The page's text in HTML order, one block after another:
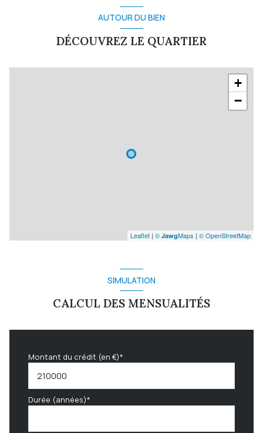
AUTOUR DU BIEN
DÉCOUVREZ LE QUARTIER
+
−
Leaflet | © JawgMaps | © OpenStreetMap
SIMULATION
CALCUL DES MENSUALITÉS
Montant du crédit (en €)*
Durée (années)*